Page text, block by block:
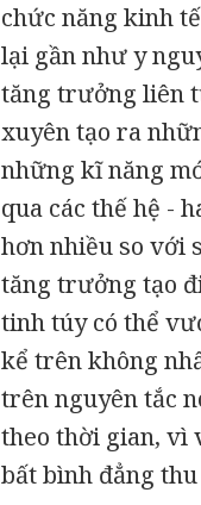
chức năng kinh
lại gần như y
tăng trưởng liên
xuyên tạo ra
những kĩ năng
qua các thế hệ -
hơn nhiều so với
tăng trưởng tạo
tinh túy có thể
kể trên không
trên nguyên tắc
theo thời gian, vì
bất bình đẳng